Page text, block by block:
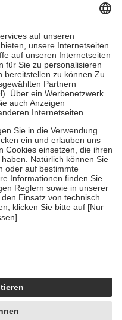
in Höhe von zehn
nie mehr als die
entrichten.
für Online-Apotheken.
beträgt die
zehn Euro je
für ihre eigene Gesundheit
der Familie zu unterstützen,
18. Lebensjahr
die von der
um echte Bewertungen
4419944605341
Zuhilfenahme künstlicher